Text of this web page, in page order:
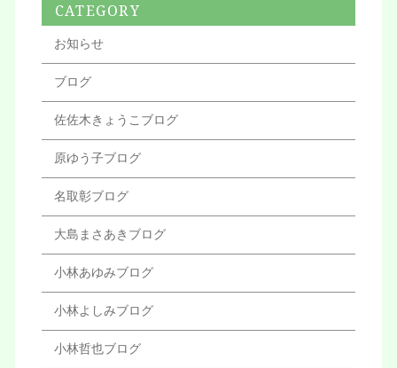
CATEGORY
お知らせ
ブログ
佐佐木きょうこブログ
原ゆう子ブログ
名取彰ブログ
大島まさあきブログ
小林あゆみブログ
小林よしみブログ
小林哲也ブログ